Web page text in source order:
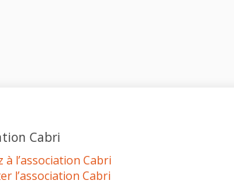
Cabri
à l’association Cabri
l’association Cabri